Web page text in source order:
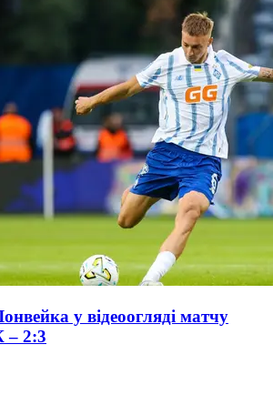
у відеоогляді матчу
– 2:3